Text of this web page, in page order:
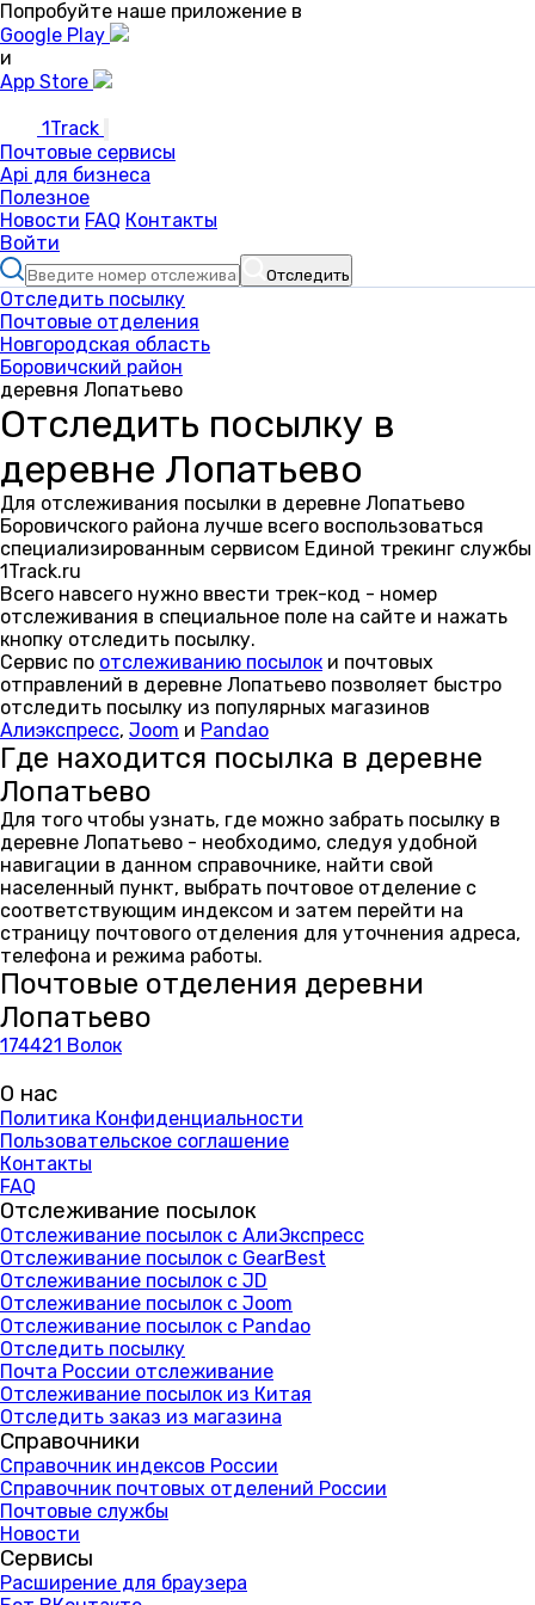
Попробуйте наше приложение в
Google Play
и
App Store
1Track
Почтовые сервисы
Api для бизнеса
Полезное
Новости FAQ Контакты
Войти
Отследить
Отследить посылку
Почтовые отделения
Новгородская область
Боровичский район
деревня Лопатьево
Отследить посылку в
деревне Лопатьево
Для отслеживания посылки в деревне Лопатьево
Боровичского района лучше всего воспользоваться
специализированным сервисом Единой трекинг службы
1Track.ru
Всего навсего нужно ввести трек-код - номер
отслеживания в специальное поле на сайте и нажать
кнопку отследить посылку.
Сервис по отслеживанию посылок и почтовых
отправлений в деревне Лопатьево позволяет быстро
отследить посылку из популярных магазинов
Алиэкспресс, Joom и Pandao
Где находится посылка в деревне
Лопатьево
Для того чтобы узнать, где можно забрать посылку в
деревне Лопатьево - необходимо, следуя удобной
навигации в данном справочнике, найти свой
населенный пункт, выбрать почтовое отделение с
соответствующим индексом и затем перейти на
страницу почтового отделения для уточнения адреса,
телефона и режима работы.
Почтовые отделения деревни
Лопатьево
174421 Волок
О нас
Политика Конфиденциальности
Пользовательское соглашение
Контакты
FAQ
Отслеживание посылок
Отслеживание посылок с АлиЭкспресс
Отслеживание посылок с GearBest
Отслеживание посылок с JD
Отслеживание посылок с Joom
Отслеживание посылок с Pandao
Отследить посылку
Почта России отслеживание
Отслеживание посылок из Китая
Отследить заказ из магазина
Справочники
Справочник индексов России
Справочник почтовых отделений России
Почтовые службы
Новости
Сервисы
Расширение для браузера